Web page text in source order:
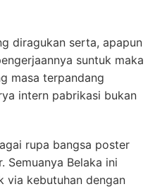
diragukan serta, apapun
suntuk maka
masa terpandang
intern pabrikasi bukan
rupa bangsa poster
Semuanya Belaka ini
via kebutuhan dengan